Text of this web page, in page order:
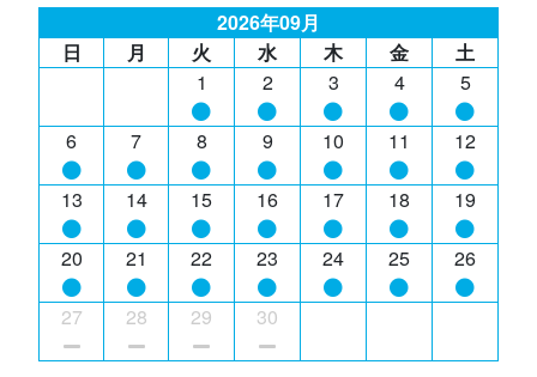
2026年09月
日
月 火 水 木 金
土
1
2 3 4 5
6 7 8 9 10 11 12
13 14 15 16 17 18 19
20 21 22 23 24 25 26
27 28 29 30